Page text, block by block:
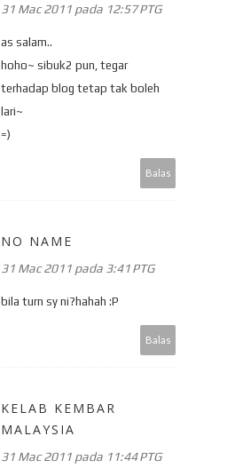
31 Mac 2011 pada 12:57 PTG
as salam..
hoho~ sibuk2 pun, tegar
terhadap blog tetap tak boleh
lari~
=)
Balas
NO NAME
31 Mac 2011 pada 3:41 PTG
bila turn sy ni?hahah :P
Balas
KELAB KEMBAR
MALAYSIA
31 Mac 2011 pada 11:44 PTG